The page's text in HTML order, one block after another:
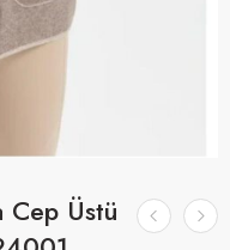
Cep Üstü